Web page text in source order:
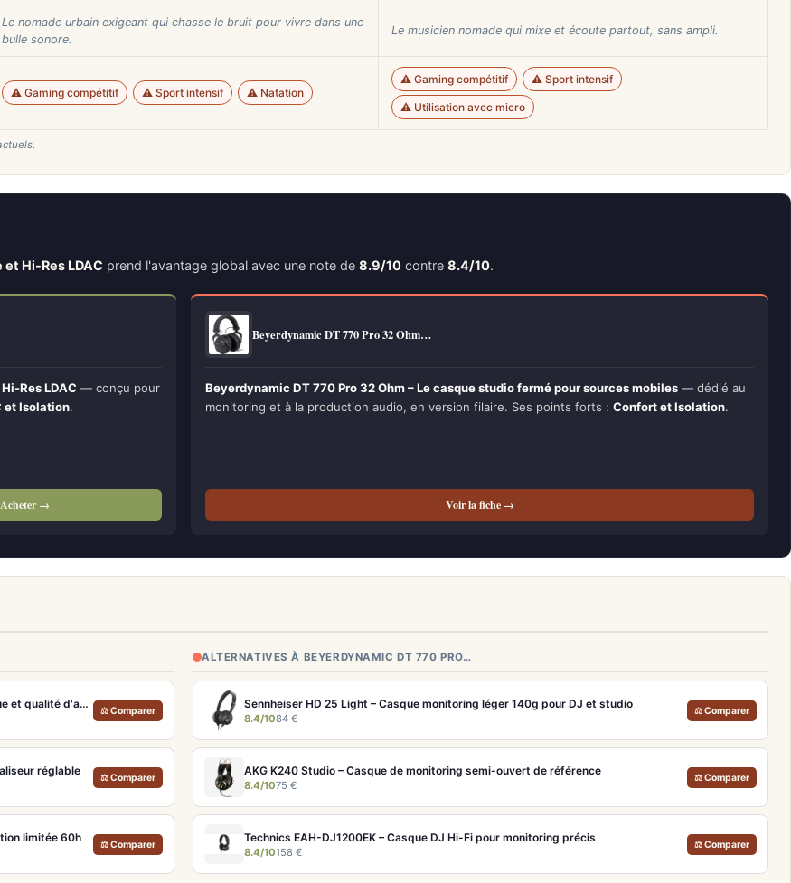
Le nomade urbain exigeant qui chasse le bruit pour vivre dans une
bulle sonore.
Le musicien nomade qui mixe et écoute partout, sans ampli.
⚠️ Gaming compétitif ⚠️ Sport intensif ⚠️ Natation
⚠️ Gaming compétitif ⚠️ Sport intensif
⚠️ Utilisation avec micro
Hi-Res LDAC prend l'avantage global avec une note de 8.9/10 contre 8.4/10.
Res LDAC — conçu pour
et Isolation.
Acheter →
Beyerdynamic DT 770 Pro 32 Ohm…
Beyerdynamic DT 770 Pro 32 Ohm – Le casque studio fermé pour sources mobiles — dédié au
monitoring et à la production audio, en version filaire. Ses points forts : Confort et Isolation.
Voir la fiche →
Bose QuietComfort Ultra 2e génération – Réduction de bruit absolue et qualité d'appel IA
⚖ Comparer
réglable
⚖ Comparer
limitée 60h
⚖ Comparer
ALTERNATIVES À BEYERDYNAMIC DT 770 PRO…
Sennheiser HD 25 Light – Casque monitoring léger 140g pour DJ et studio
8.4/1084 €
⚖ Comparer
AKG K240 Studio – Casque de monitoring semi-ouvert de référence
8.4/1075 €
⚖ Comparer
Technics EAH-DJ1200EK – Casque DJ Hi-Fi pour monitoring précis
8.4/10158 €
⚖ Comparer